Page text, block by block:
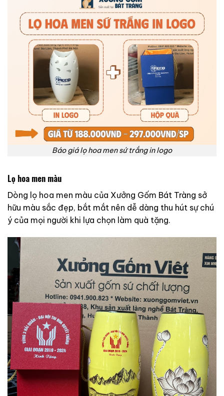
Báo giá lọ hoa men sứ trắng in logo
Lọ hoa men màu
Dòng lọ hoa men màu của Xưởng Gốm Bát Tràng sở
hữu màu sắc đẹp, bắt mắt nên dễ dàng thu hút sự chú
ý của mọi người khi lựa chọn làm quà tặng.